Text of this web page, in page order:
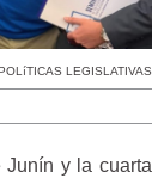
LEGISLATIVAS
Junín y la cuarta